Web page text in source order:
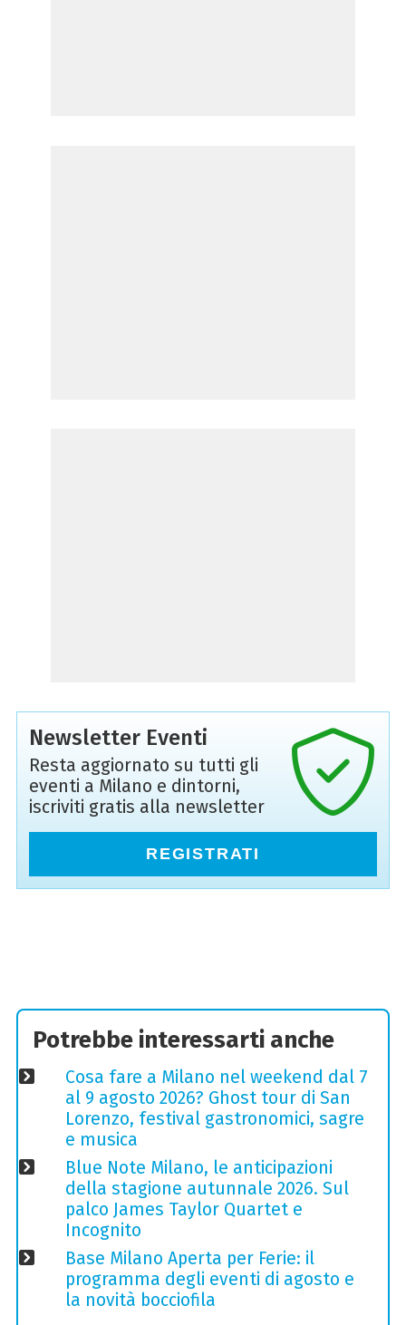
Newsletter Eventi
Resta aggiornato su tutti gli
eventi a Milano e dintorni,
iscriviti gratis alla newsletter
REGISTRATI
Potrebbe interessarti anche
Cosa fare a Milano nel weekend dal 7
al 9 agosto 2026? Ghost tour di San
Lorenzo, festival gastronomici, sagre
e musica
Blue Note Milano, le anticipazioni
della stagione autunnale 2026. Sul
palco James Taylor Quartet e
Incognito
Base Milano Aperta per Ferie: il
programma degli eventi di agosto e
la novità bocciofila